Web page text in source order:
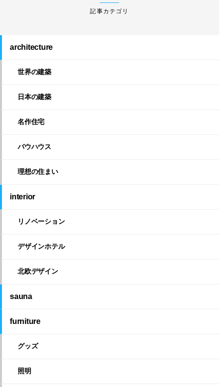
architecture
世界の建築
日本の建築
名作住宅
バウハウス
理想の住まい
interior
リノベーション
デザインホテル
北欧デザイン
sauna
furniture
グッズ
照明